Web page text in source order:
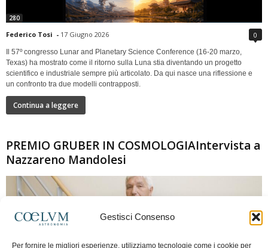
Gestisci Consenso
Per fornire le migliori esperienze, utilizziamo tecnologie come i cookie per
280
Federico Tosi - 17 Giugno 2026 0
Il 57º congresso Lunar and Planetary Science Conference (16-20 marzo,
Texas) ha mostrato come il ritorno sulla Luna stia diventando un progetto
scientifico e industriale sempre più articolato. Da qui nasce una riflessione e
un confronto tra due modelli contrapposti.
Continua a leggere
PREMIO GRUBER IN COSMOLOGIAIntervista a
Nazzareno Mandolesi